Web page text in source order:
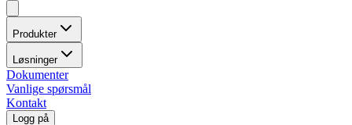
Produkter
Løsninger
Dokumenter
Vanlige spørsmål
Kontakt
Logg på